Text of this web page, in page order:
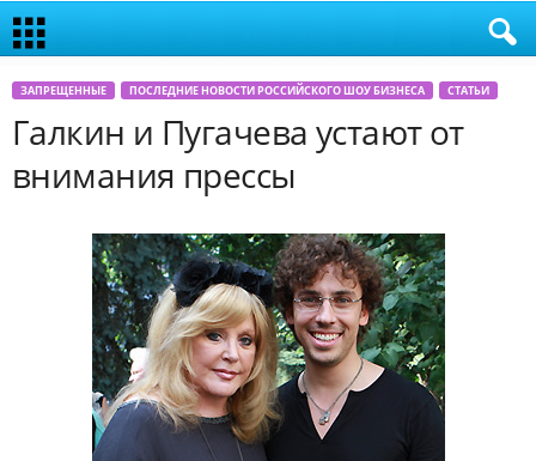
ЗАПРЕЩЕННЫЕ ПОСЛЕДНИЕ НОВОСТИ РОССИЙСКОГО ШОУ БИЗНЕСА СТАТЬИ
Галкин и Пугачева устают от
внимания прессы